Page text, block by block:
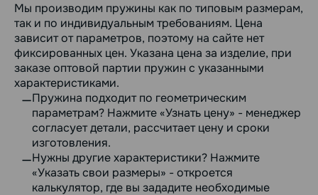
Мы производим пружины как по типовым размерам,
так и по индивидуальным требованиям. Цена
зависит от параметров, поэтому на сайте нет
фиксированных цен. Указана цена за изделие, при
заказе оптовой партии пружин с указанными
характеристиками.
Пружина подходит по геометрическим
параметрам? Нажмите «Узнать цену» - менеджер
согласует детали, рассчитает цену и сроки
изготовления.
Нужны другие характеристики? Нажмите
«Указать свои размеры» - откроется
калькулятор, где вы зададите необходимые